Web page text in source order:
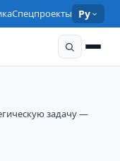
Спецпроекты Ру
задачу —